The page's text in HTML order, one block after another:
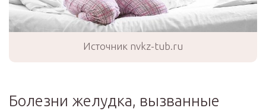
Источник nvkz-tub.ru
Болезни желудка, вызванные